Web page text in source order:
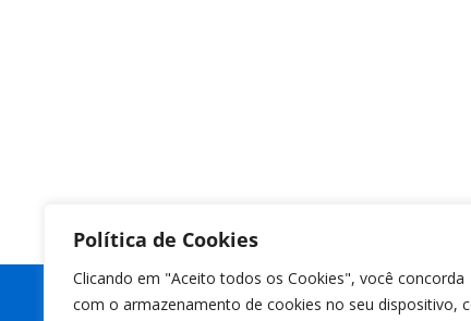
Política de Cookies
Clicando em "Aceito todos os Cookies", você concorda
com o armazenamento de cookies no seu dispositivo,